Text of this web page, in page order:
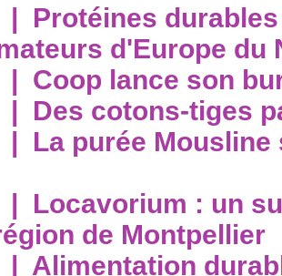
| Protéines
d'Europe du
| Coop lance son
| Des cotons-tiges
| La purée
| Locavorium : un
de Montpellier
| Alimentation